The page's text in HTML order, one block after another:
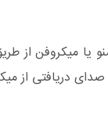
دریافتی از